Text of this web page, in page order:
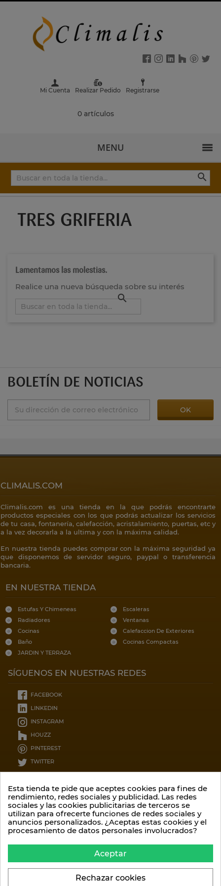
Mi Cuenta Realizar Pedido Registrarse
0 artículos
MENU

TRES GRIFERIA
Lamentamos las molestias.
Realice una nueva búsqueda sobre su interés

BOLETÍN DE NOTICIAS
CLIMALIS.COM
Climalis.com es una tienda en la que podrás encontrarte
productos especiales con los que podrás actualizar los servicios
de tu casa, fontanería, calefacción, acristalamiento, puertas, etc y
a la vez decorarla a la ultima y con la máxima calidad.
En nuestra tienda puedes comprar con la máxima seguridad ya
que disponemos de servidor seguro, paypal o transferencia
bancaria.
EN NUESTRA TIENDA
Estufas Y Chimeneas
Radiadores
Cocinas
Baño
JARDIN Y TERRAZA
Escaleras
Ventanas
Calefaccion De Exteriores
Cocinas Compactas
SÍGUENOS EN NUESTRAS REDES
FACEBOOK
LINKEDIN
INSTAGRAM
HOUZZ
PINTEREST
TWITTER
CONTÁCTENOS
Garcia lorca 12, 8ºC
36209 - Pontevedra
Contáctenos por teléfono::
(34) 986 20 75 52
info@climalis.com
Esta tienda te pide que aceptes cookies para fines de
rendimiento, redes sociales y publicidad. Las redes
sociales y las cookies publicitarias de terceros se
utilizan para ofrecerte funciones de redes sociales y
anuncios personalizados. ¿Aceptas estas cookies y el
procesamiento de datos personales involucrados?
Aceptar
Rechazar cookies